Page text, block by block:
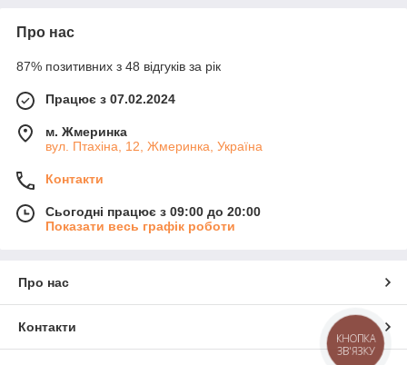
Про нас
87% позитивних з 48 відгуків за рік
Працює з 07.02.2024
м. Жмеринка
вул. Птахіна, 12, Жмеринка, Україна
Контакти
Сьогодні працює з 09:00 до 20:00
Показати весь графік роботи
Про нас
Контакти
КНОПКА
ЗВ'ЯЗКУ